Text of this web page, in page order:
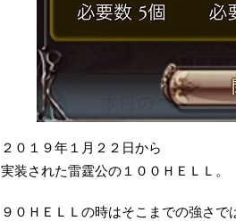
２０１９年１月２２日から
実装された雷霆公の１００ＨＥＬＬ。
９０ＨＥＬＬの時はそこまでの強さで